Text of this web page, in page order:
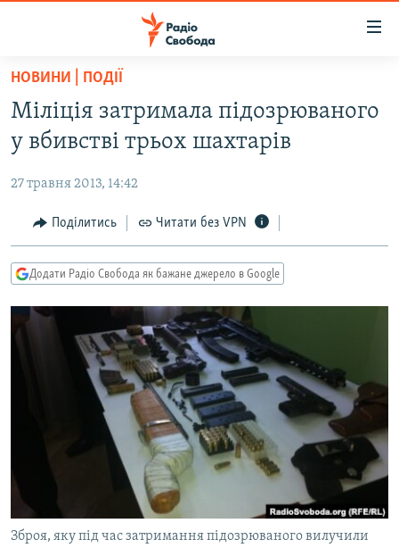
Перейти
основного
матеріалу
Перейти
до
навігації
Перейти
до
ВСЕ ЗА ДОБУ
ПОЛІТИКА
ЕКОНОМІКА
КУЛЬТУРА
СПОРТ
ВІЙНА
РОСІЙСЬКА «ФІЛЬТРАЦІЯ»
КРИМ.РЕАЛІЇ
ТИ ЯК?
КИТАЙ.ВИКЛИКИ
МУЛЬТИМЕДІА
СПЕЦПРОЄКТИ
ПОДКАСТИ
НОВИНИ | ПОДІЇ
Міліція затримала підозрюваного
у вбивстві трьох шахтарів
27 травня 2013, 14:42
Поділитись Читати без VPN
Додати Радіо Свобода як бажане джерело в Google
Зброя, яку під час затримання підозрюваного вилучили